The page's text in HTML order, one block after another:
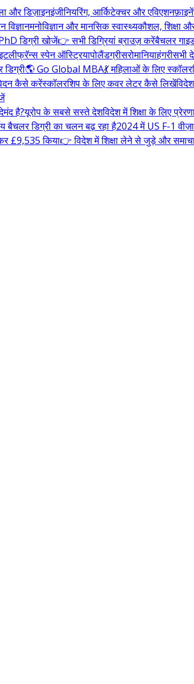
और डिज़ाइनइंजीनियरिंग, आर्किटेक्चर और एविएशन
मनोविज्ञान और मानसिक स्वास्थ्यकौशल, शिक्षा
डिग्री खोजें👉 सभी डिग्रियां ब्राउज़ करेंबैचलर
फ्रॅन्सस्पेनऑस्ट्रियापोलैंडग्रीसरोमानियाहंगरीसभी
🌎 Go Global MBA💃 महिलाओं के लिए
कैसे करेंस्कॉलरशिप के लिए कवर लेटर कैसे लिखें
है?यूरोप के सबसे सस्ते देशविदेश में शिक्षा के लिए
बैचलर डिग्री का चलन बढ़ रहा है2024 में US F-1
£9,535 किया👉 विदेश में शिक्षा लेने से जुड़े और